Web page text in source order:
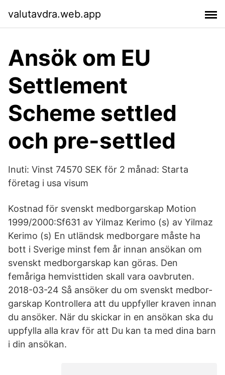
valutavdra.web.app
Ansök om EU
Settlement
Scheme settled
och pre-settled
Inuti: Vinst 74570 SEK för 2 månad: Starta
företag i usa visum
Kostnad för svenskt medborgarskap Motion
1999/2000:Sf631 av Yilmaz Kerimo (s) av Yilmaz
Kerimo (s) En utländsk medborgare måste ha
bott i Sverige minst fem år innan ansökan om
svenskt medborgarskap kan göras. Den
femåriga hemvisttiden skall vara oavbruten.
2018-03-24 Så ansöker du om svenskt medbor­
gar­skap Kontrol­lera att du uppfyller kraven innan
du ansöker. När du skickar in en ansökan ska du
uppfylla alla krav för att Du kan ta med dina barn
i din ansökan.